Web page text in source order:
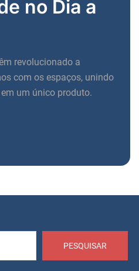
no Dia a
revolucionado a
com os espaços, unindo
um único produto.
PESQUISAR